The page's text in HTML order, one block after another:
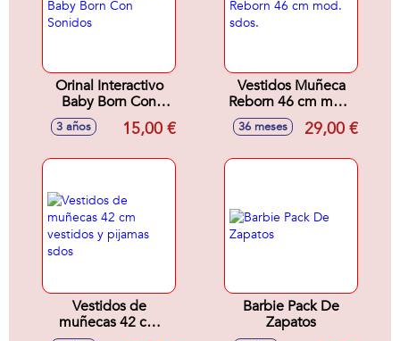
Orinal Interactivo
Baby Born Con
Sonidos
3 años 15,00 €
Vestidos Muñeca
Reborn 46 cm mod.
sdos.
36 meses 29,00 €
Vestidos de
muñecas 42 cm
Barbie Pack De
Zapatos